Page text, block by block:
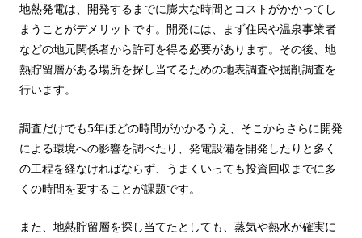
地熱発電は、開発するまでに膨大な時間とコストがかかってし
まうことがデメリットです。開発には、まず住民や温泉事業者
などの地元関係者から許可を得る必要があります。その後、地
熱貯留層がある場所を探し当てるための地表調査や掘削調査を
行います。
調査だけでも5年ほどの時間がかかるうえ、そこからさらに開発
による環境への影響を調べたり、発電設備を開発したりと多く
の工程を経なければならず、うまくいっても投資回収までに多
くの時間を要することが課題です。
また、地熱貯留層を探し当てたとしても、蒸気や熱水が確実に